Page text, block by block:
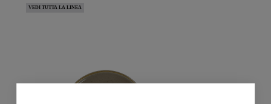
VEDI TUTTA LA LINEA